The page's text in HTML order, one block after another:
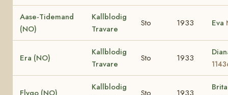
Aase-Tidemand
(NO)
Kallblodig
Travare
Sto 1933 Eva
Era (NO)
Kallblodig
Travare
Sto 1933
Flygo (NO)
Kallblodig
Sto 1933